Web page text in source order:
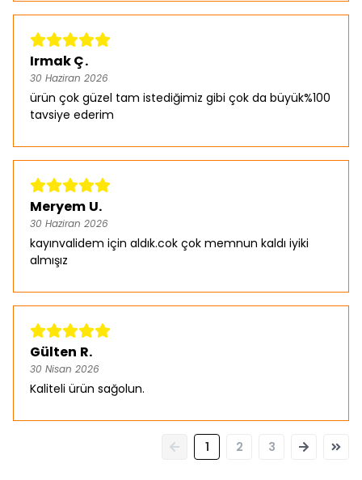
Irmak Ç.
30 Haziran 2026
ürün çok güzel tam istediğimiz gibi çok da büyük%100
tavsiye ederim
Meryem U.
30 Haziran 2026
kayınvalidem için aldık.cok çok memnun kaldı iyiki
almışız
Gülten R.
30 Nisan 2026
Kaliteli ürün sağolun.
1 2 3